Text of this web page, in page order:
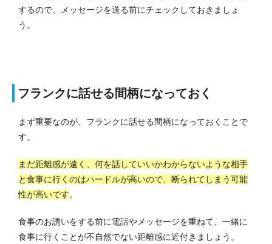
するので、メッセージを送る前にチェックしておきましょ
う。
フランクに話せる間柄になっておく
まず重要なのが、フランクに話せる間柄になっておくことで
す。
まだ距離感が遠く、何を話していいかわからないような相手
と食事に行くのはハードルが高いので、断られてしまう可能
性が高いです。
食事のお誘いをする前に電話やメッセージを重ねて、一緒に
食事に行くことが不自然でない距離感に近付きましょう。